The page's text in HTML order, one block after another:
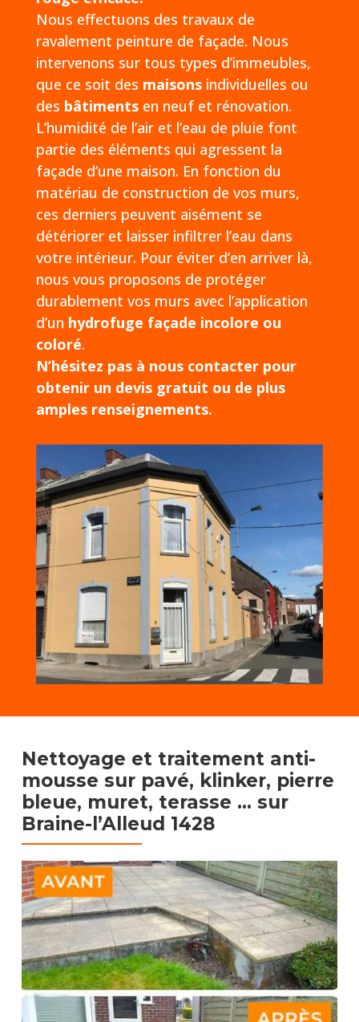
Nous effectuons des travaux de
ravalement peinture de façade. Nous
intervenons sur tous types d’immeubles,
que ce soit des maisonsindividuelles ou
des bâtimentsen neuf et rénovation.
L’humidité de l’air et l’eau de pluie font
partie des éléments qui agressent la
façade d’une maison. En fonction du
matériau de construction de vos murs,
ces derniers peuvent aisément se
détériorer et laisser infiltrer l’eau dans
votre intérieur. Pour éviter d’en arriver là,
nous vous proposons de protéger
durablement vos murs avec l’application
d’un hydrofuge façade incolore ou
coloré.
N’hésitez pas à nous contacter pour
obtenir un devis gratuit ou de plus
amples renseignements.
Nettoyage et traitement anti-
mousse sur pavé, klinker, pierre
bleue, muret, terasse …​ sur
Braine-l’Alleud 1428